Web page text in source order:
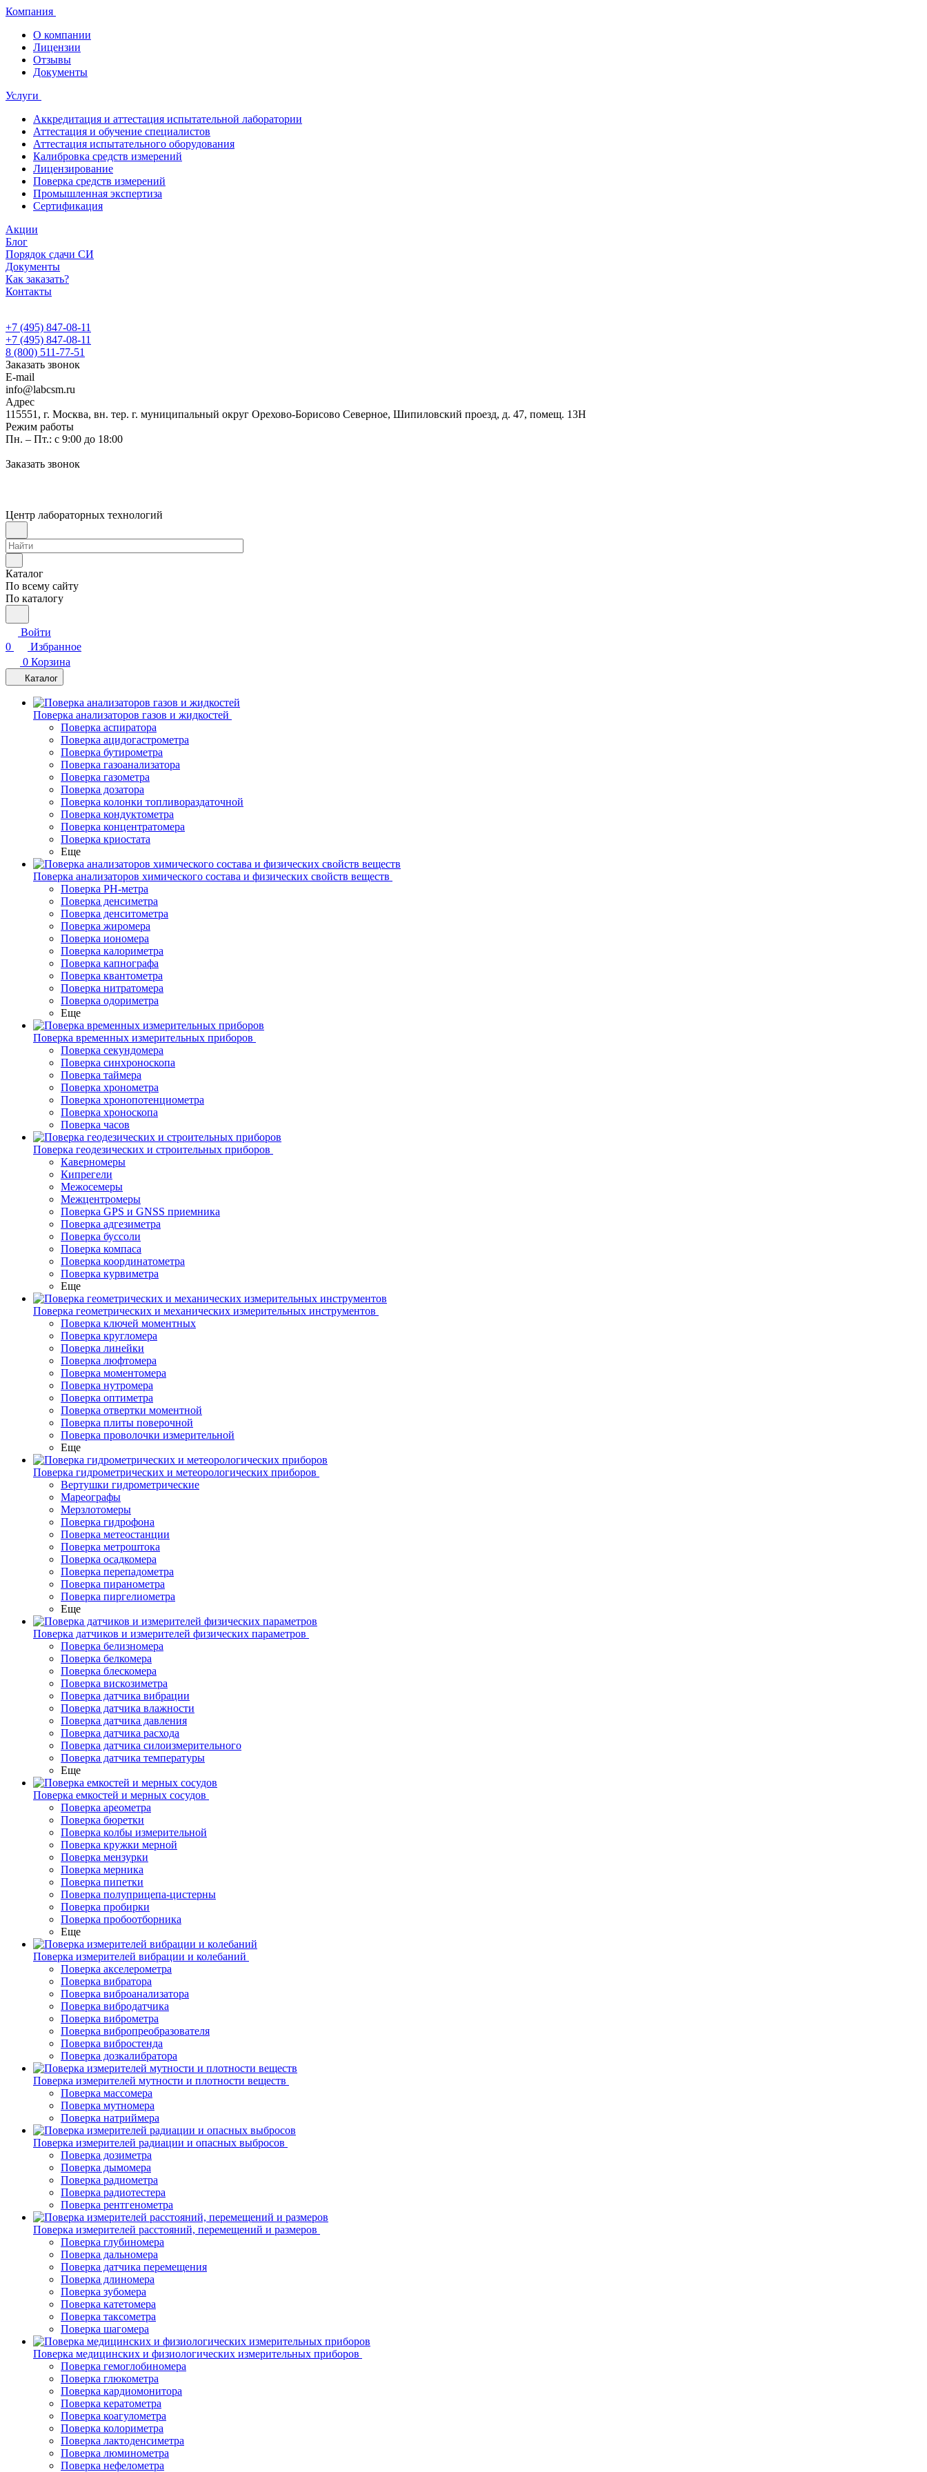
Компания
О компании
Лицензии
Отзывы
Документы
Услуги
Аккредитация и аттестация испытательной лаборатории
Аттестация и обучение специалистов
Аттестация испытательного оборудования
Калибровка средств измерений
Лицензирование
Поверка средств измерений
Промышленная экспертиза
Сертификация
Акции
Блог
Порядок сдачи СИ
Документы
Как заказать?
Контакты
+7 (495) 847-08-11
+7 (495) 847-08-11
8 (800) 511-77-51
Заказать звонок
E-mail
info@labcsm.ru
Адрес
115551, г. Москва, вн. тер. г. муниципальный округ Орехово-Борисово Северное, Шипиловский проезд, д. 47, помещ. 13Н
Режим работы
Пн. – Пт.: с 9:00 до 18:00
Заказать звонок
Центр лабораторных технологий
Каталог
По всему сайту
По каталогу
Войти
0
Избранное
0 Корзина
Каталог
Поверка анализаторов газов и жидкостей
Поверка аспиратора
Поверка ацидогастрометра
Поверка бутирометра
Поверка газоанализатора
Поверка газометра
Поверка дозатора
Поверка колонки топливораздаточной
Поверка кондуктометра
Поверка концентратомера
Поверка криостата
Еще
Поверка анализаторов химического состава и физических свойств веществ
Поверка PH-метра
Поверка денсиметра
Поверка денситометра
Поверка жиромера
Поверка иономера
Поверка калориметра
Поверка капнографа
Поверка квантометра
Поверка нитратомера
Поверка одориметра
Еще
Поверка временных измерительных приборов
Поверка секундомера
Поверка синхроноскопа
Поверка таймера
Поверка хронометра
Поверка хронопотенциометра
Поверка хроноскопа
Поверка часов
Поверка геодезических и строительных приборов
Каверномеры
Кипрегели
Межосемеры
Межцентромеры
Поверка GPS и GNSS приемника
Поверка адгезиметра
Поверка буссоли
Поверка компаса
Поверка координатометра
Поверка курвиметра
Еще
Поверка геометрических и механических измерительных инструментов
Поверка ключей моментных
Поверка кругломера
Поверка линейки
Поверка люфтомера
Поверка моментомера
Поверка нутромера
Поверка оптиметра
Поверка отвертки моментной
Поверка плиты поверочной
Поверка проволочки измерительной
Еще
Поверка гидрометрических и метеорологических приборов
Вертушки гидрометрические
Мареографы
Мерзлотомеры
Поверка гидрофона
Поверка метеостанции
Поверка метроштока
Поверка осадкомера
Поверка перепадометра
Поверка пиранометра
Поверка пиргелиометра
Еще
Поверка датчиков и измерителей физических параметров
Поверка белизномера
Поверка белкомера
Поверка блескомера
Поверка вискозиметра
Поверка датчика вибрации
Поверка датчика влажности
Поверка датчика давления
Поверка датчика расхода
Поверка датчика силоизмерительного
Поверка датчика температуры
Еще
Поверка емкостей и мерных сосудов
Поверка ареометра
Поверка бюретки
Поверка колбы измерительной
Поверка кружки мерной
Поверка мензурки
Поверка мерника
Поверка пипетки
Поверка полуприцепа-цистерны
Поверка пробирки
Поверка пробоотборника
Еще
Поверка измерителей вибрации и колебаний
Поверка акселерометра
Поверка вибратора
Поверка виброанализатора
Поверка вибродатчика
Поверка виброметра
Поверка вибропреобразователя
Поверка вибростенда
Поверка дозкалибратора
Поверка измерителей мутности и плотности веществ
Поверка массомера
Поверка мутномера
Поверка натриймера
Поверка измерителей радиации и опасных выбросов
Поверка дозиметра
Поверка дымомера
Поверка радиометра
Поверка радиотестера
Поверка рентгенометра
Поверка измерителей расстояний, перемещений и размеров
Поверка глубиномера
Поверка дальномера
Поверка датчика перемещения
Поверка длиномера
Поверка зубомера
Поверка катетомера
Поверка таксометра
Поверка шагомера
Поверка медицинских и физиологических измерительных приборов
Поверка гемоглобиномера
Поверка глюкометра
Поверка кардиомонитора
Поверка кератометра
Поверка коагулометра
Поверка колориметра
Поверка лактоденсиметра
Поверка люминометра
Поверка нефелометра